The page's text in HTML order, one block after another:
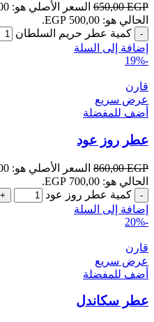
650,00EGP السعر الأصلي هو: 650,00 EGP.
الحالي هو: 500,00 EGP.
كمية عطر حريم السلطان
إضافة إلى السلة
-19%
قارن
عرض سريع
أضف للمفضلة
عطر روز عود
860,00EGP السعر الأصلي هو: 860,00 EGP.
الحالي هو: 700,00 EGP.
كمية عطر روز عود
إضافة إلى السلة
-20%
قارن
عرض سريع
أضف للمفضلة
عطر سكاندل